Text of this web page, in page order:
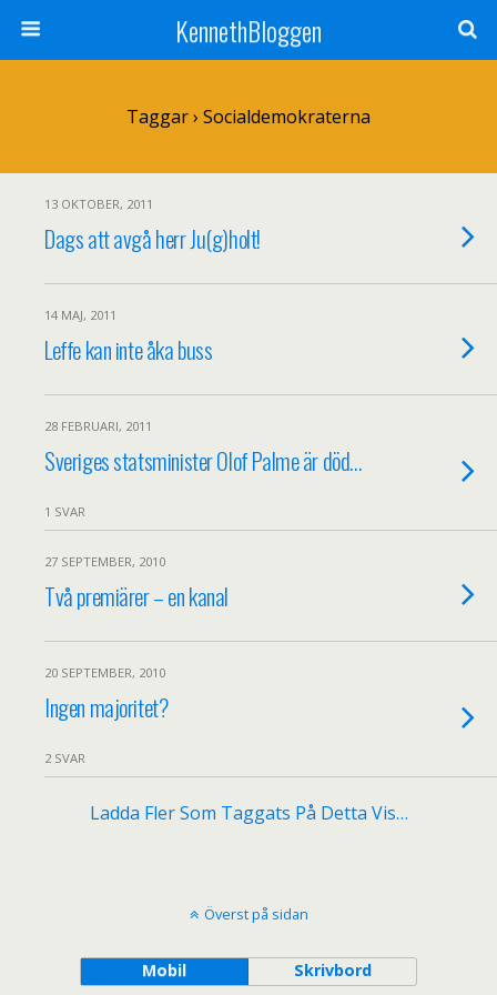
KennethBloggen
Taggar › Socialdemokraterna
13 OKTOBER, 2011
Dags att avgå herr Ju(g)holt!
14 MAJ, 2011
Leffe kan inte åka buss
28 FEBRUARI, 2011
Sveriges statsminister Olof Palme är död…
1 SVAR
27 SEPTEMBER, 2010
Två premiärer – en kanal
20 SEPTEMBER, 2010
Ingen majoritet?
2 SVAR
Ladda Fler Som Taggats På Detta Vis…
Överst på sidan
Mobil Skrivbord